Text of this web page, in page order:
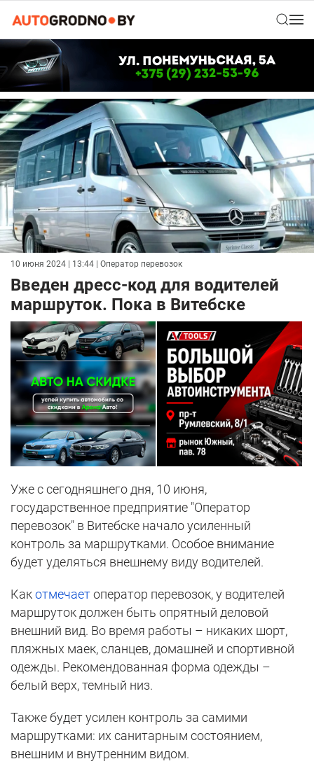
10 июня 2024 | 13:44 | Оператор перевозок
Введен дресс-код для водителей
маршруток. Пока в Витебске
Уже с сегодняшнего дня, 10 июня,
государственное предприятие "Оператор
перевозок" в Витебске начало усиленный
контроль за маршрутками. Особое внимание
будет уделяться внешнему виду водителей.
Какотмечаетоператор перевозок, у водителей
маршруток должен быть опрятный деловой
внешний вид. Во время работы – никаких шорт,
пляжных маек, сланцев, домашней и спортивной
одежды. Рекомендованная форма одежды –
белый верх, темный низ.
Также будет усилен контроль за самими
маршрутками: их санитарным состоянием,
внешним и внутренним видом.